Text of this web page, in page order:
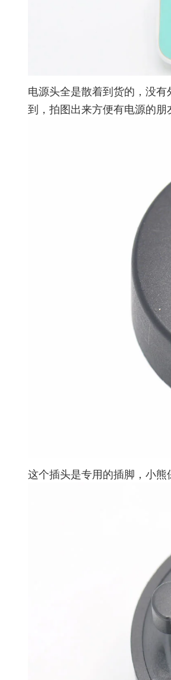
电源头全是散着到货的，没
到，拍图出来方便有电源的朋
这个插头是专用的插脚，小熊